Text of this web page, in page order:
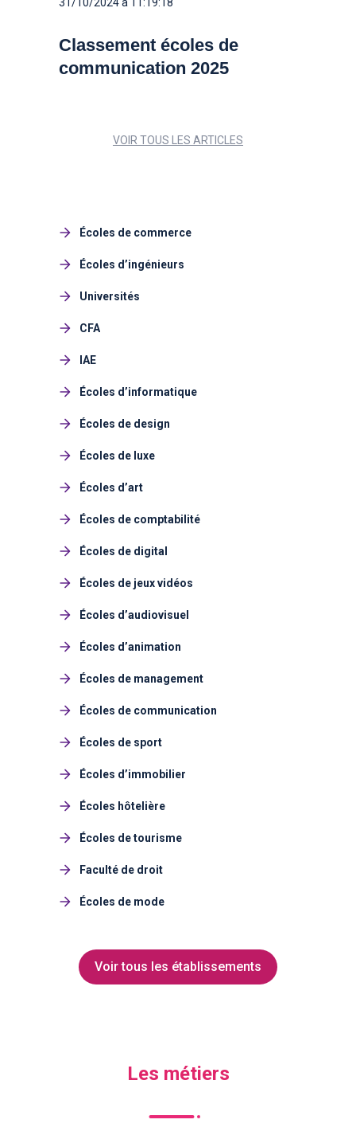
Classement écoles de
communication 2025
VOIR TOUS LES ARTICLES
Écoles de commerce
Écoles d’ingénieurs
Universités
CFA
IAE
Écoles d’informatique
Écoles de design
Écoles de luxe
Écoles d’art
Écoles de comptabilité
Écoles de digital
Écoles de jeux vidéos
Écoles d’audiovisuel
Écoles d’animation
Écoles de management
Écoles de communication
Écoles de sport
Écoles d’immobilier
Écoles hôtelière
Écoles de tourisme
Faculté de droit
Écoles de mode
Voir tous les établissements
Les métiers